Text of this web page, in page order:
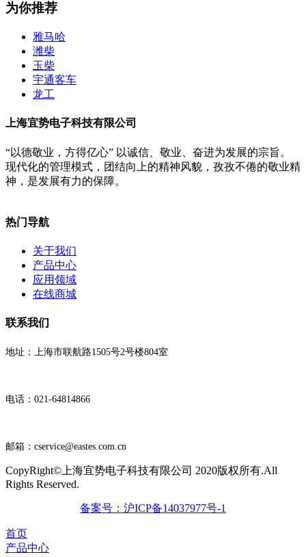
为你推荐
雅马哈
潍柴
玉柴
宇通客车
龙工
上海宜势电子科技有限公司
“以德敬业，方得亿心” 以诚信、敬业、奋进为发展的宗旨。
现代化的管理模式，团结向上的精神风貌，孜孜不倦的敬业精
神，是发展有力的保障。
热门导航
关于我们
产品中心
应用领域
在线商城
联系我们
地址：上海市联航路1505号2号楼804室
电话：021-64814866
邮箱：cservice@eastes.com.cn
CopyRight©上海宜势电子科技有限公司 2020版权所有.All
Rights Reserved.
备案号：沪ICP备14037977号-1
首页
产品中心